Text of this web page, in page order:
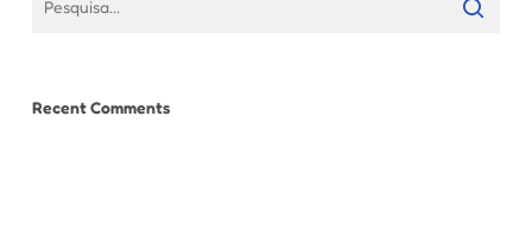
Recent Comments